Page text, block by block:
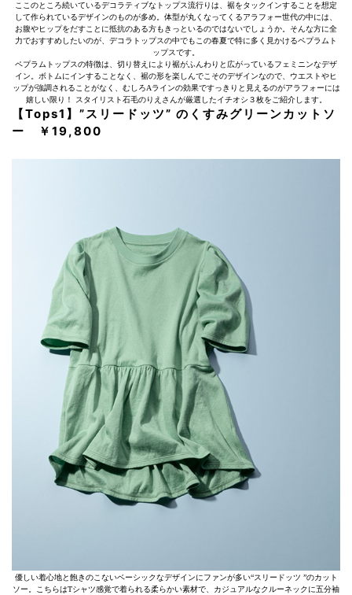
ここのところ続いているデコラティブなトップス流行りは、裾をタックインすることを想定
して作られているデザインのものが多め。体型が丸くなってくるアラフォー世代の中には、
お腹やヒップをだすことに抵抗のある方もきっといるのではないでしょうか。そんな方に全
力でおすすめしたいのが、デコラトップスの中でもこの春夏で特に多く見かけるペプラムト
ップスです。
ペプラムトップスの特徴は、切り替えにより裾がふんわりと広がっているフェミニンなデザ
イン。ボトムにインすることなく、裾の形を楽しんでこそのデザインなので、ウエストやヒ
ップが強調されることがなく、むしろAラインの効果ですっきりと見えるのがアラフォーには
嬉しい限り！ スタイリスト石毛のりえさんが厳選したイチオシ３枚をご紹介します。
【Tops1】”スリードッツ” のくすみグリーンカットソ
ー ￥19,800
優しい着心地と飽きのこないベーシックなデザインにファンが多い“スリードッツ ”のカット
ソー。こちらはTシャツ感覚で着られる柔らかい素材で、カジュアルなクルーネックに五分袖